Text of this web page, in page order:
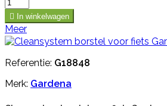
 In winkelwagen
Meer
Referentie: G18848
Merk: Gardena